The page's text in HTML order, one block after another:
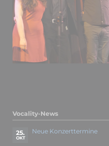
Vocality-News
25.
OKT
Neue Konzerttermine